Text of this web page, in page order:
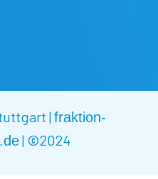
|fraktion-
| ©2024